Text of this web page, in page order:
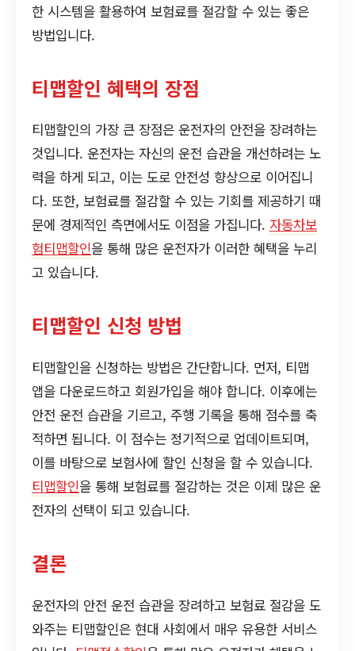
한 시스템을 활용하여 보험료를 절감할 수 있는 좋은
방법입니다.
티맵할인 혜택의 장점
티맵할인의 가장 큰 장점은 운전자의 안전을 장려하는
것입니다. 운전자는 자신의 운전 습관을 개선하려는 노
력을 하게 되고, 이는 도로 안전성 향상으로 이어집니
다. 또한, 보험료를 절감할 수 있는 기회를 제공하기 때
문에 경제적인 측면에서도 이점을 가집니다. 자동차보
험티맵할인을 통해 많은 운전자가 이러한 혜택을 누리
고 있습니다.
티맵할인 신청 방법
티맵할인을 신청하는 방법은 간단합니다. 먼저, 티맵
앱을 다운로드하고 회원가입을 해야 합니다. 이후에는
안전 운전 습관을 기르고, 주행 기록을 통해 점수를 축
적하면 됩니다. 이 점수는 정기적으로 업데이트되며,
이를 바탕으로 보험사에 할인 신청을 할 수 있습니다.
티맵할인을 통해 보험료를 절감하는 것은 이제 많은 운
전자의 선택이 되고 있습니다.
결론
운전자의 안전 운전 습관을 장려하고 보험료 절감을 도
와주는 티맵할인은 현대 사회에서 매우 유용한 서비스